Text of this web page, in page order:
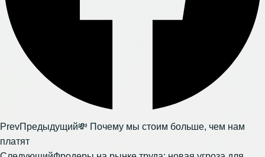
PrevПредыдущий💸 Почему мы стоим больше, чем нам
платят